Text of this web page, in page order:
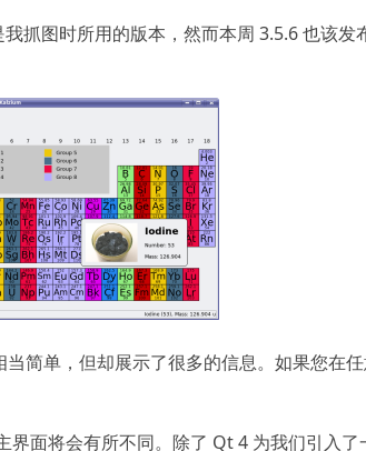
我抓图时所用的版本，然而本周 3.5.6 也该
简单，但却展示了很多的信息。如果您在
界面将会有所不同。除了 Qt 4 为我们引入